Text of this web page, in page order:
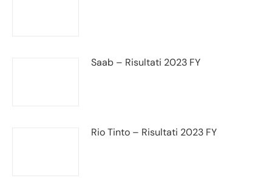
Saab – Risultati 2023 FY
Rio Tinto – Risultati 2023 FY